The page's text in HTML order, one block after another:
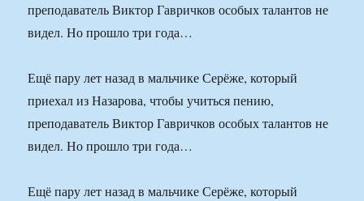
преподаватель Виктор Гавричков особых талантов не
видел. Но прошло три года…
Ещё пару лет назад в мальчике Серёже, который
приехал из Назарова, чтобы учиться пению,
преподаватель Виктор Гавричков особых талантов не
видел. Но прошло три года…
Ещё пару лет назад в мальчике Серёже, который